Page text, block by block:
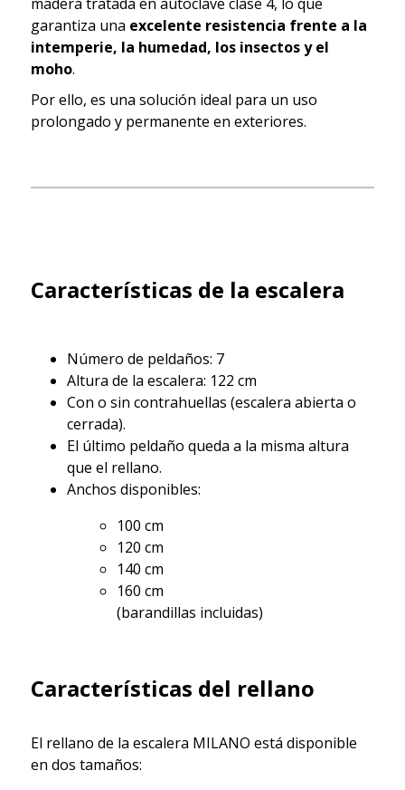
garantiza una excelente resistencia frente a la
intemperie, la humedad, los insectos y el
moho.
Por ello, es una solución ideal para un uso
prolongado y permanente en exteriores.
Características de la escalera
Número de peldaños: 7
Altura de la escalera: 122 cm
Con o sin contrahuellas (escalera abierta o
cerrada).
El último peldaño queda a la misma altura
que el rellano.
Anchos disponibles:
100 cm
120 cm
140 cm
160 cm
(barandillas incluidas)
Características del rellano
El rellano de la escalera MILANO está disponible
en dos tamaños: